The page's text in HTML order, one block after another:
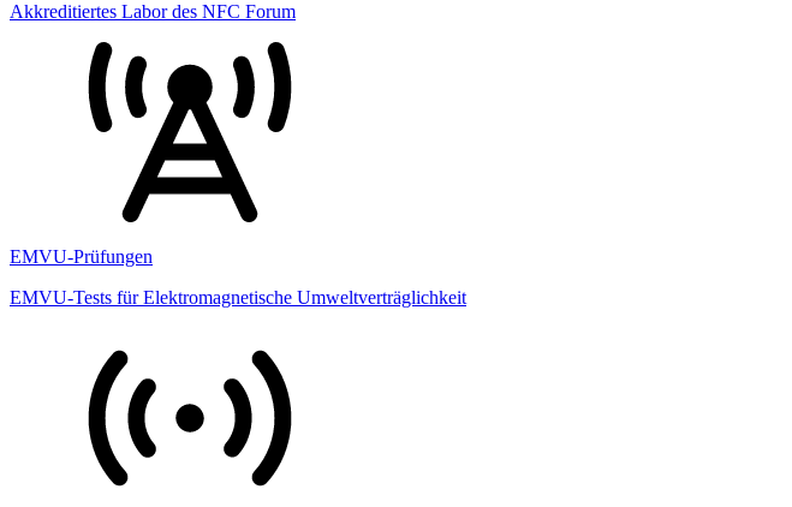
Akkreditiertes Labor des NFC Forum
EMVU-Prüfungen
EMVU-Tests für Elektromagnetische Umweltverträglichkeit